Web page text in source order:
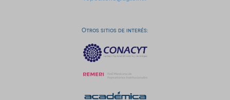
Otros sitios de interés: